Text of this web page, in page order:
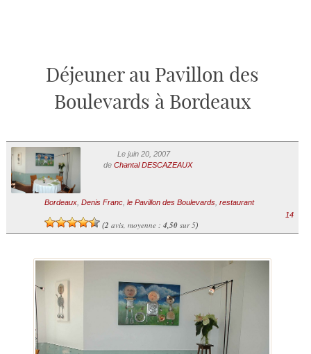
Déjeuner au Pavillon des
Boulevards à Bordeaux
Le juin 20, 2007
de Chantal DESCAZEAUX
Bordeaux, Denis Franc, le Pavillon des Boulevards, restaurant
(2 avis, moyenne : 4,50sur 5)
14